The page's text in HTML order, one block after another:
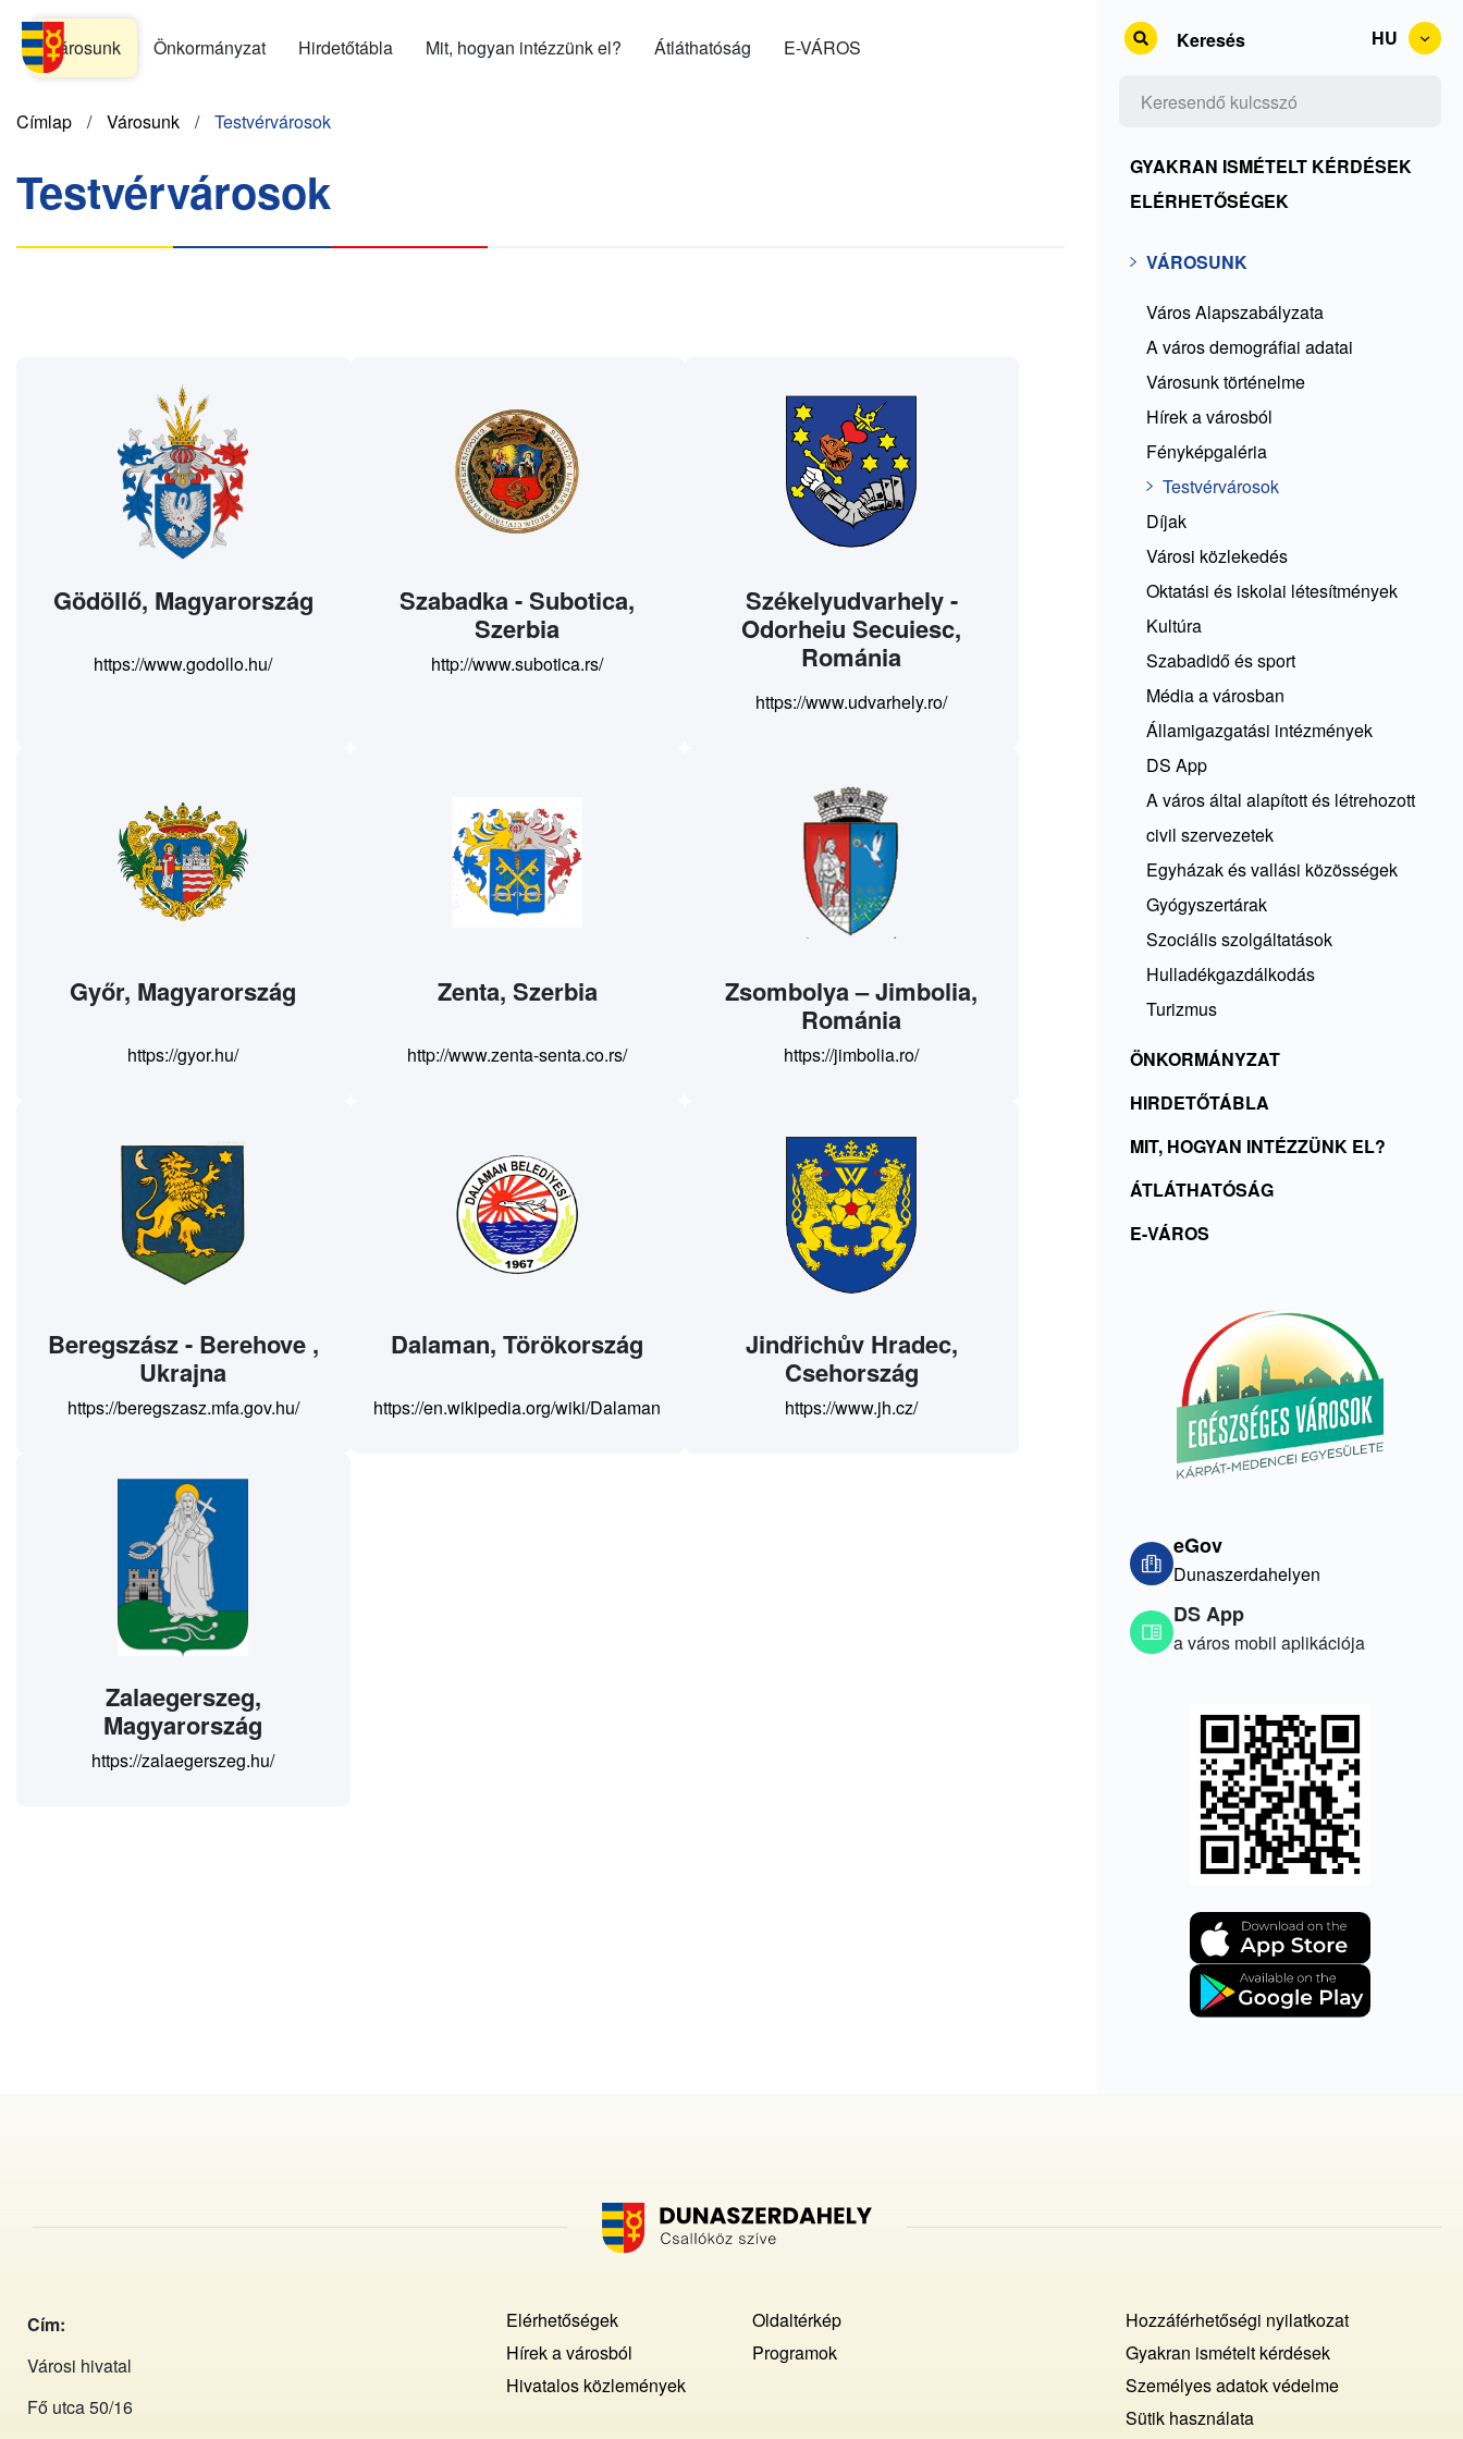
Ugrás
tartalomra
Menu
SK
Városunk Önkormányzat Hirdetőtábla Mit, hogyan intézzünk el? Átláthatóság E-VÁROS
Morzsa
Címlap Városunk Testvérvárosok
Testvérvárosok
Gödöllő, Magyarország
https://www.godollo.hu/
Szabadka - Subotica,
Szerbia
http://www.subotica.rs/
Székelyudvarhely -
Odorheiu Secuiesc,
Románia
https://www.udvarhely.ro/
Győr, Magyarország
https://gyor.hu/
Zenta, Szerbia
http://www.zenta-senta.co.rs/
Zsombolya – Jimbolia,
Románia
https://jimbolia.ro/
Beregszász - Berehove ,
Ukrajna
https://beregszasz.mfa.gov.hu/
Dalaman, Törökország
https://en.wikipedia.org/wiki/Dalaman
Jindřichův Hradec,
Csehország
https://www.jh.cz/
Zalaegerszeg,
Magyarország
https://zalaegerszeg.hu/
HU
Kontakty
+
Rss
+
ČKO
GYAKRAN ISMÉTELT KÉRDÉSEK
ELÉRHETŐSÉGEK
Városunk
VÁROSUNK
Város Alapszabályzata
A város demográfiai adatai
Városunk történelme
Hírek a városból
Fényképgaléria
Testvérvárosok
Díjak
Városi közlekedés
Oktatási és iskolai létesítmények
Kultúra
Szabadidő és sport
Média a városban
Államigazgatási intézmények
DS App
A város által alapított és létrehozott
civil szervezetek
Egyházak és vallási közösségek
Gyógyszertárak
Szociális szolgáltatások
Hulladékgazdálkodás
Turizmus
ÖNKORMÁNYZAT
HIRDETŐTÁBLA
MIT, HOGYAN INTÉZZÜNK EL?
ÁTLÁTHATÓSÁG
E-VÁROS
eGov
Dunaszerdahelyen
DS App
a város mobil aplikációja
Cím:
Városi hivatal
Fő utca 50/16
Footer
MENU
Elérhetőségek
Oldaltérkép
Hírek a városból
Programok
Hivatalos közlemények
Footer
Cookies
+
Hozzáférhetőségi nyilatkozat
Gyakran ismételt kérdések
Személyes adatok védelme
Sütik használata